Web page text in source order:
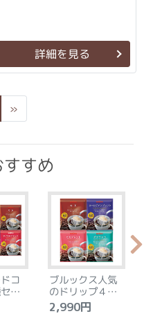
詳細を見る
»Next
すめ
コ
ッ
ブルックス人気
のドリップ４種
セット
2,990円